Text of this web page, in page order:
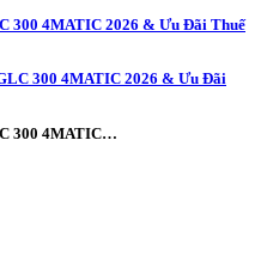
300 4MATIC 2026 & Ưu Đãi Thuế
300 4MATIC…